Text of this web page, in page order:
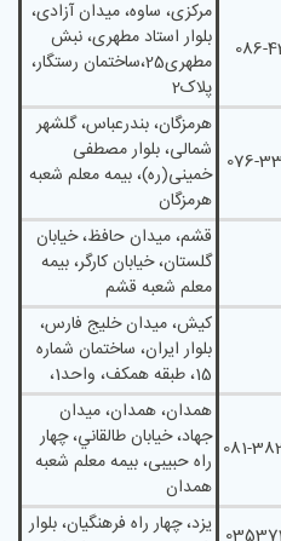
086-
مرکزی، ساوه، میدان آزادی،
بلوار استاد مطهری، نبش
مطهری25،ساختمان رستگار،
پلاک2
076-
هرمزگان، بندرعباس، گلشهر
شمالی، بلوار مصطفی
خمینی(ره)، بیمه معلم شعبه
هرمزگان
قشم، میدان حافظ، خیابان
گلستان، خیابان کارگر، بیمه
معلم شعبه قشم
کیش، میدان خلیج فارس،
بلوار ایران، ساختمان شماره
15، طبقه همکف، واحد1،
081-
همدان، همدان، ميدان
جهاد، خيابان طالقاني، چهار
راه حبیبی، بیمه معلم شعبه
همدان
یزد، چهار راه فرهنگیان، بلوار